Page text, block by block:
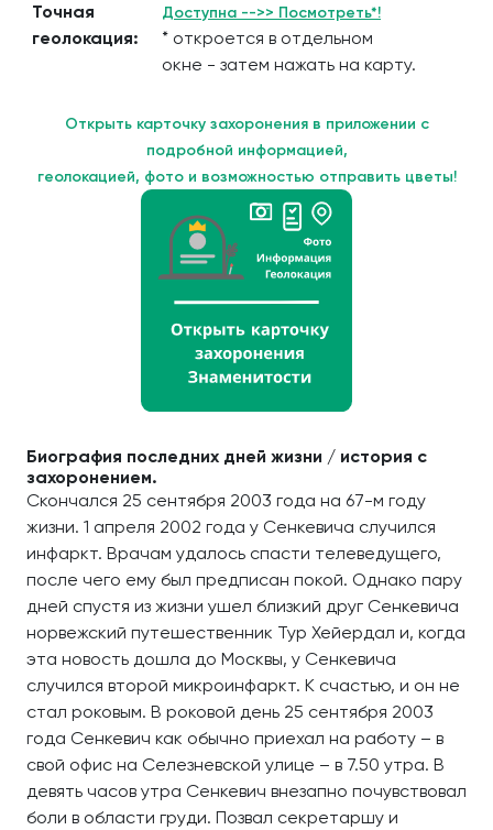
Точная
геолокация:
Доступна -->> Посмотреть*!
* откроется в отдельном
окне - затем нажать на карту.
Открыть карточку захоронения в приложении с
подробной информацией,
геолокацией, фото и возможностью отправить цветы!
Биография последних дней жизни / история с
захоронением.
Скончался 25 сентября 2003 года на 67-м году
жизни. 1 апреля 2002 года у Сенкевича случился
инфаркт. Врачам удалось спасти телеведущего,
после чего ему был предписан покой. Однако пару
дней спустя из жизни ушел близкий друг Сенкевича
норвежский путешественник Тур Хейердал и, когда
эта новость дошла до Москвы, у Сенкевича
случился второй микроинфаркт. К счастью, и он не
стал роковым. В роковой день 25 сентября 2003
года Сенкевич как обычно приехал на работу – в
свой офис на Селезневской улице – в 7.50 утра. В
девять часов утра Сенкевич внезапно почувствовал
боли в области груди. Позвал секретаршу и